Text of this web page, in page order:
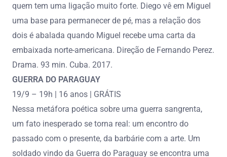
quem tem uma ligação muito forte. Diego vê em Miguel
uma base para permanecer de pé, mas a relação dos
dois é abalada quando Miguel recebe uma carta da
embaixada norte-americana. Direção de Fernando Perez.
Drama. 93 min. Cuba. 2017.
GUERRA DO PARAGUAY
19/9 – 19h | 16 anos | GRÁTIS
Nessa metáfora poética sobre uma guerra sangrenta,
um fato inesperado se torna real: um encontro do
passado com o presente, da barbárie com a arte. Um
soldado vindo da Guerra do Paraguay se encontra uma